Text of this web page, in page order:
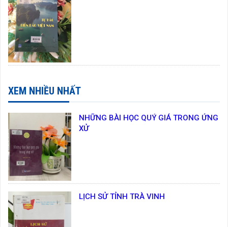
XEM NHIỀU NHẤT
NHỮNG BÀI HỌC QUÝ GIÁ TRONG ỨNG
XỬ
LỊCH SỬ TỈNH TRÀ VINH